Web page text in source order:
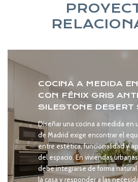
COCINA A MEDIDA
CON FÉNIX GRIS
SILESTONE DESERT
Diseñar una cocina a medida en
de Madrid exige encontrar el
entre estética, funcionalidad y
del espacio. En viviendas
debe integrarse de forma
la casa y responder a las